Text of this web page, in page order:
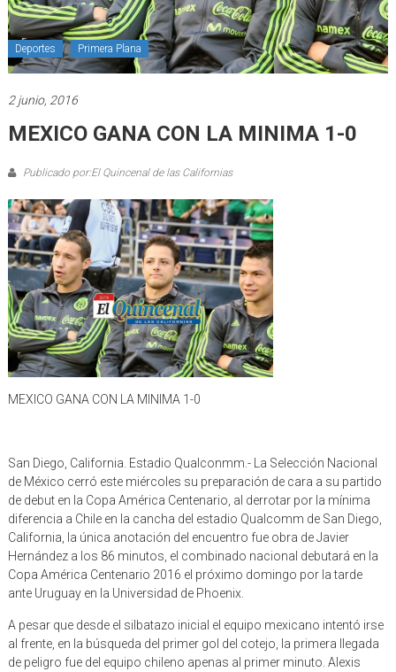
Deportes Primera Plana
2 junio, 2016
MEXICO GANA CON LA MINIMA 1-0
Publicado por:El Quincenal de las Californias
MEXICO GANA CON LA MINIMA 1-0
San Diego, California. Estadio Qualconmm.- La Selección Nacional
de México cerró este miércoles su preparación de cara a su partido
de debut en la Copa América Centenario, al derrotar por la mínima
diferencia a Chile en la cancha del estadio Qualcomm de San Diego,
California, la única anotación del encuentro fue obra de Javier
Hernández a los 86 minutos, el combinado nacional debutará en la
Copa América Centenario 2016 el próximo domingo por la tarde
ante Uruguay en la Universidad de Phoenix.
A pesar que desde el silbatazo inicial el equipo mexicano intentó irse
al frente, en la búsqueda del primer gol del cotejo, la primera llegada
de peligro fue del equipo chileno apenas al primer minuto. Alexis